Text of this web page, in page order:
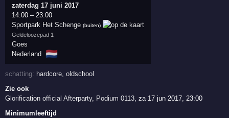
zaterdag 17 juni 2017
14:00 – 23:00
Sportpark Het Schenge (buiten)
Geldeloozepad 1
Goes
Nederland 🇳🇱
schatting: hardcore ,oldschool
Zie ook
Glorification official Afterparty, Podium 0113,za 17 jun 2017, 23:00
Minimumleeftijd